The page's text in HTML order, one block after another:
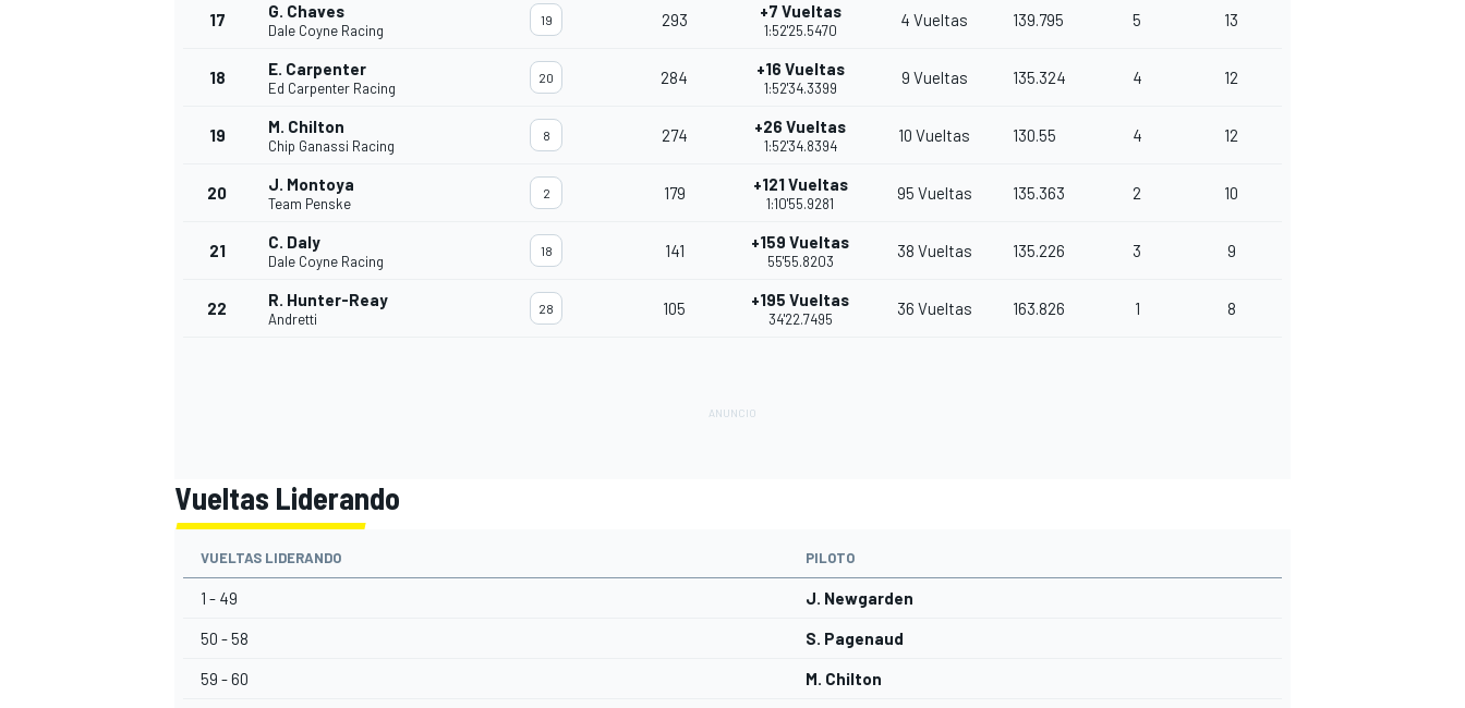
MÁS CATEGORÍAS
17 G. Chaves
Dale Coyne Racing
19 293 +7 Vueltas
1:52'25.5470
4 Vueltas 139.795 5 13
18 E. Carpenter
Ed Carpenter Racing
20 284 +16 Vueltas
1:52'34.3399
9 Vueltas 135.324 4 12
19 M. Chilton
Chip Ganassi Racing
8 274 +26 Vueltas
1:52'34.8394
10 Vueltas 130.55 4 12
20 J. Montoya
Team Penske
2 179 +121 Vueltas
1:10'55.9281
95 Vueltas 135.363 2 10
21 C. Daly
Dale Coyne Racing
18 141 +159 Vueltas
55'55.8203
38 Vueltas 135.226 3 9
22 R. Hunter-Reay
Andretti
28 105 +195 Vueltas
34'22.7495
36 Vueltas 163.826 1 8
Vueltas Liderando
VUELTAS LIDERANDO PILOTO
1 - 49 J. Newgarden
50 - 58 S. Pagenaud
59 - 60 M. Chilton